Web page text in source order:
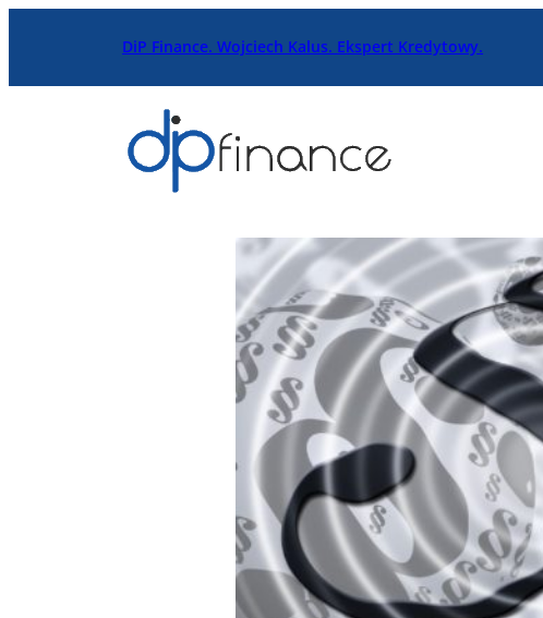
DiP Finance. Wojciech Kalus. Ekspert Kredytowy.